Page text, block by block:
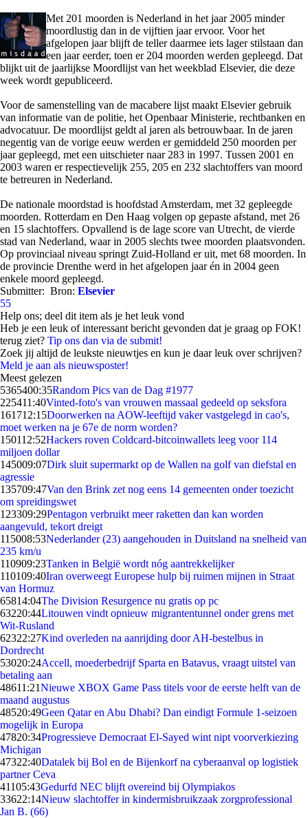
Met 201 moorden is Nederland in het jaar 2005 minder
moordlustig dan in de vijftien jaar ervoor. Voor het
afgelopen jaar blijft de teller daarmee iets lager stilstaan dan
een jaar eerder, toen er 204 moorden werden gepleegd. Dat
blijkt uit de jaarlijkse Moordlijst van het weekblad Elsevier, die deze
week wordt gepubliceerd.
Voor de samenstelling van de macabere lijst maakt Elsevier gebruik
van informatie van de politie, het Openbaar Ministerie, rechtbanken en
advocatuur. De moordlijst geldt al jaren als betrouwbaar. In de jaren
negentig van de vorige eeuw werden er gemiddeld 250 moorden per
jaar gepleegd, met een uitschieter naar 283 in 1997. Tussen 2001 en
2003 waren er respectievelijk 255, 205 en 232 slachtoffers van moord
te betreuren in Nederland.
De nationale moordstad is hoofdstad Amsterdam, met 32 gepleegde
moorden. Rotterdam en Den Haag volgen op gepaste afstand, met 26
en 15 slachtoffers. Opvallend is de lage score van Utrecht, de vierde
stad van Nederland, waar in 2005 slechts twee moorden plaatsvonden.
Op provinciaal niveau springt Zuid-Holland er uit, met 68 moorden. In
de provincie Drenthe werd in het afgelopen jaar én in 2004 geen
enkele moord gepleegd.
Submitter: Bron: Elsevier
55
Help ons; deel dit item als je het leuk vond
Heb je een leuk of interessant bericht gevonden dat je graag op FOK!
terug ziet? Tip ons dan via de submit!
Zoek jij altijd de leukste nieuwtjes en kun je daar leuk over schrijven?
Meld je aan als nieuwsposter!
Meest gelezen
5365400:35Random Pics van de Dag #1977
225411:40Vinted-foto's van vrouwen massaal gedeeld op seksfora
161712:15Doorwerken na AOW-leeftijd vaker vastgelegd in cao's,
moet werken na je 67e de norm worden?
150112:52Hackers roven Coldcard-bitcoinwallets leeg voor 114
miljoen dollar
145009:07Dirk sluit supermarkt op de Wallen na golf van diefstal en
agressie
135709:47Van den Brink zet nog eens 14 gemeenten onder toezicht
om spreidingswet
123309:29Pentagon verbruikt meer raketten dan kan worden
aangevuld, tekort dreigt
115008:53Nederlander (23) aangehouden in Duitsland na snelheid van
235 km/u
110909:23Tanken in België wordt nóg aantrekkelijker
110109:40Iran overweegt Europese hulp bij ruimen mijnen in Straat
van Hormuz
65814:04The Division Resurgence nu gratis op pc
63220:44Litouwen vindt opnieuw migrantentunnel onder grens met
Wit-Rusland
62322:27Kind overleden na aanrijding door AH-bestelbus in
Dordrecht
53020:24Accell, moederbedrijf Sparta en Batavus, vraagt uitstel van
betaling aan
48611:21Nieuwe XBOX Game Pass titels voor de eerste helft van de
maand augustus
48520:49Geen Qatar en Abu Dhabi? Dan eindigt Formule 1-seizoen
mogelijk in Europa
47820:34Progressieve Democraat El-Sayed wint nipt voorverkiezing
Michigan
47322:40Datalek bij Bol en de Bijenkorf na cyberaanval op logistiek
partner Ceva
41105:43Gedurfd NEC blijft overeind bij Olympiakos
33622:14Nieuw slachtoffer in kindermisbruikzaak zorgprofessional
Jan B. (66)